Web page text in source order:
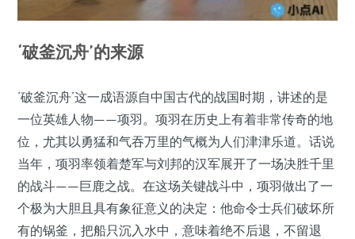
‘破釜沉舟’的来源
‘破釜沉舟’这一成语源自中国古代的战国时期，讲述的是
一位英雄人物——项羽。项羽在历史上有着非常传奇的地
位，尤其以勇猛和气吞万里的气概为人们津津乐道。话说
当年，项羽率领着楚军与刘邦的汉军展开了一场决胜千里
的战斗——巨鹿之战。在这场关键战斗中，项羽做出了一
个极为大胆且具有象征意义的决定：他命令士兵们破坏所
有的锅釜，把船只沉入水中，意味着绝不后退，不留退